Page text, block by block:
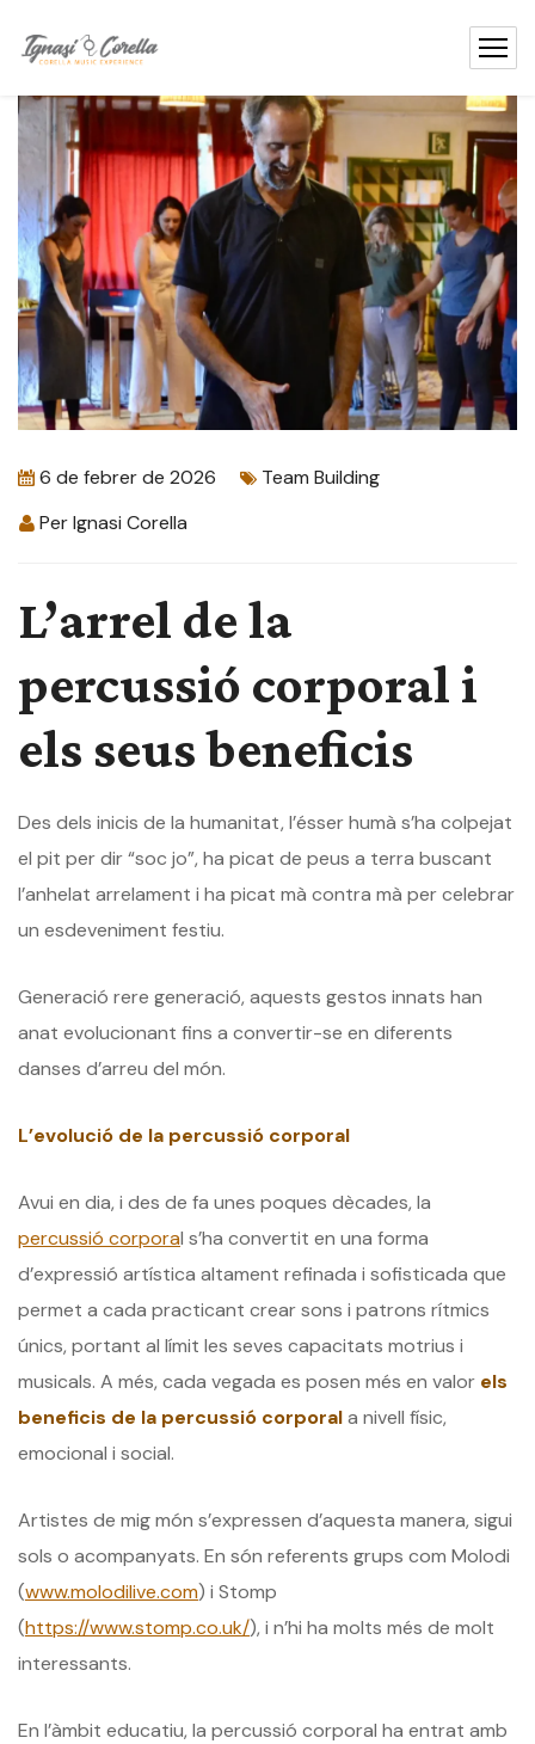
6 de febrer de 2026
Team Building
PerIgnasi Corella
L’arrel de la
percussió corporal i
els seus beneficis
Des dels inicis de la humanitat, l’ésser humà s’ha colpejat
el pit per dir “soc jo”, ha picat de peus a terra buscant
l’anhelat arrelament i ha picat mà contra mà per celebrar
un esdeveniment festiu.
Generació rere generació, aquests gestos innats han
anat evolucionant fins a convertir-se en diferents
danses d’arreu del món.
L’evolució de la percussió corporal
Avui en dia, i des de fa unes poques dècades, la
percussió corporal s’ha convertit en una forma
d’expressió artística altament refinada i sofisticada que
permet a cada practicant crear sons i patrons rítmics
únics, portant al límit les seves capacitats motrius i
musicals. A més, cada vegada es posen més en valor els
beneficis de la percussió corporala nivell físic,
emocional i social.
Artistes de mig món s’expressen d’aquesta manera, sigui
sols o acompanyats. En són referents grups com Molodi
(www.molodilive.com) i Stomp
(https://www.stomp.co.uk/), i n’hi ha molts més de molt
interessants.
En l’àmbit educatiu, la percussió corporal ha entrat amb